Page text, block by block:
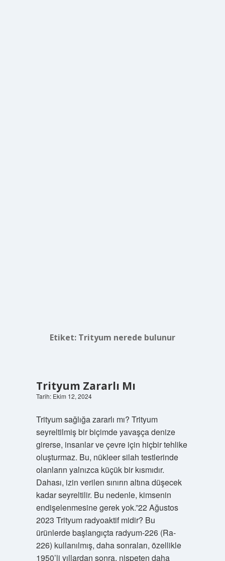
Etiket: Trityum nerede bulunur
Trityum Zararlı Mı
Tarih: Ekim 12, 2024
Trityum sağlığa zararlı mı? Trityum
seyreltilmiş bir biçimde yavaşça denize
girerse, insanlar ve çevre için hiçbir tehlike
oluşturmaz. Bu, nükleer silah testlerinde
olanların yalnızca küçük bir kısmıdır.
Dahası, izin verilen sınırın altına düşecek
kadar seyreltilir. Bu nedenle, kimsenin
endişelenmesine gerek yok.”22 Ağustos
2023 Trityum radyoaktif midir? Bu
ürünlerde başlangıçta radyum-226 (Ra-
226) kullanılmış, daha sonraları, özellikle
1950’li yıllardan sonra, nispeten daha